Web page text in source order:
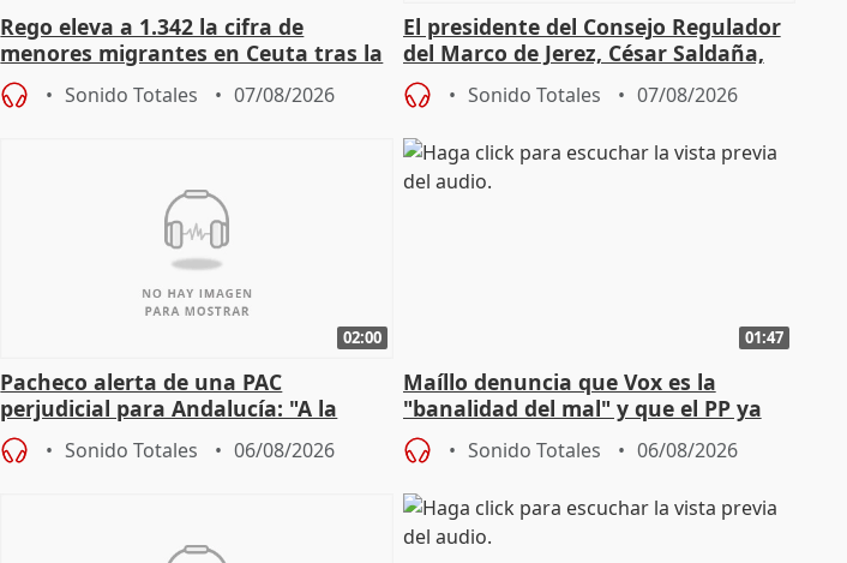
Rego eleva a 1.342 la cifra de
menores migrantes en Ceuta tras la
entrada masiva
Sonido Totales 07/08/2026
El presidente del Consejo Regulador
del Marco de Jerez, César Saldaña,
sobre exportaciones
Sonido Totales 07/08/2026
02:00
Pacheco alerta de una PAC
perjudicial para Andalucía: "A la
agricultura hay que protegerla"
Sonido Totales 06/08/2026
01:47
Maíllo denuncia que Vox es la
"banalidad del mal" y que el PP ya
asume todas sus tesis
Sonido Totales 06/08/2026